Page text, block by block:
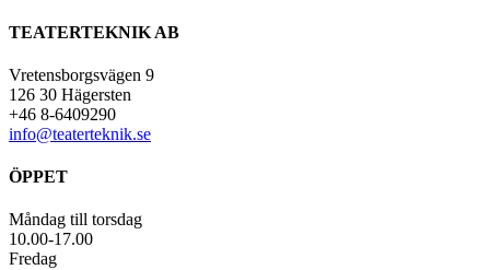
TEATERTEKNIK AB
Vretensborgsvägen 9
126 30 Hägersten
+46 8-6409290
info@teaterteknik.se
ÖPPET
Måndag till torsdag
10.00-17.00
Fredag